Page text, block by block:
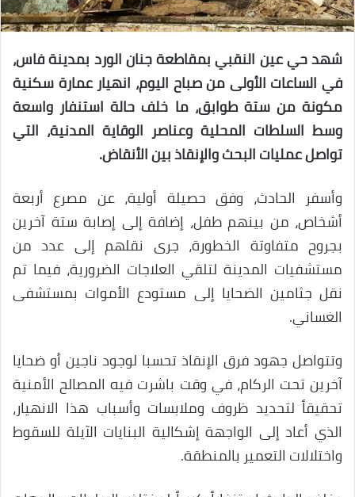
شهد حي عين النقبي بمقاطعة جنان الورد بمدينة فاس،
في الساعات الأولى من صباح اليوم، انهيار عمارة سكنية
مكونة من ستة طوابق، ما خلف حالة استنفار واسعة
وسط السلطات المحلية وعناصر الوقاية المدنية، التي
تواصل عمليات البحث والإنقاذ بين الأنقاض.
وأسفر الحادث، وفق حصيلة أولية، عن مصرع أربعة
أشخاص، من بينهم طفل، إضافة إلى إصابة ستة آخرين
بجروح متفاوتة الخطورة، جرى نقلهم إلى عدد من
مستشفيات المدينة لتلقي العلاجات الضرورية، فيما تم
نقل جثامين الضحايا إلى مستودع الأموات بمستشفى
الغساني.
وتتواصل جهود فرق الإنقاذ تحسبا لوجود ناجين أو ضحايا
آخرين تحت الركام، في وقت باشرت فيه المصالح الأمنية
تحقيقاً لتحديد ظروف وملابسات وأسباب هذا الانهيار،
الذي أعاد إلى الواجهة إشكالية البنايات الآيلة للسقوط
واختلالات التعمير بالمنطقة.